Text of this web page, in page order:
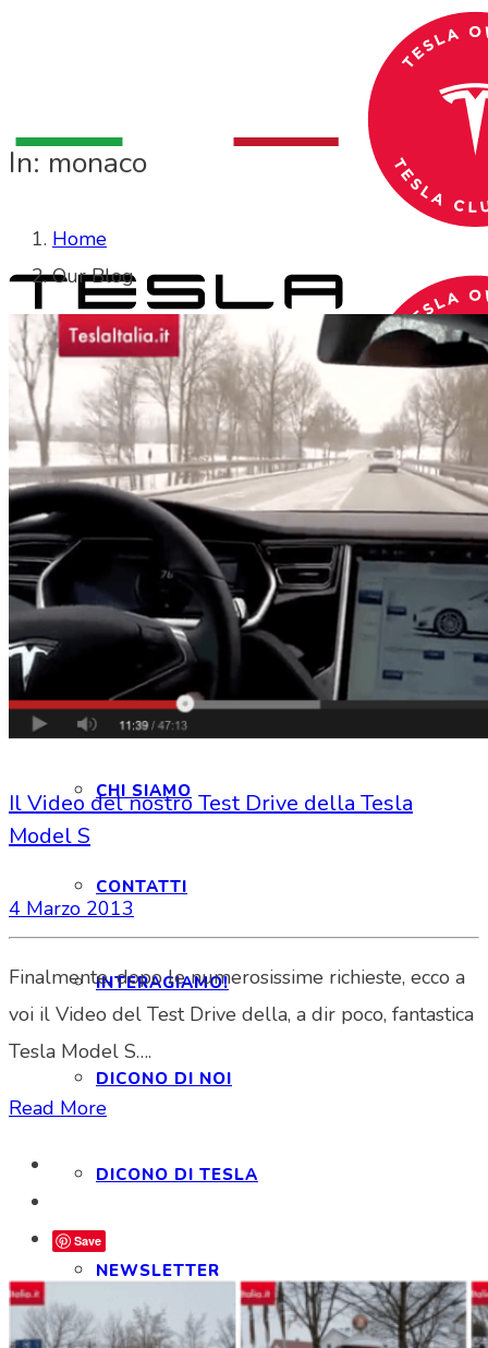
HOME
CHI SIAMO
CHI SIAMO
CONTATTI
INTERAGIAMO!
DICONO DI NOI
DICONO DI TESLA
NEWSLETTER
In: monaco
Home
Our Blog
Il Video del nostro Test Drive della Tesla
Model S
4 Marzo 2013
Finalmente, dopo le numerosissime richieste, ecco a
voi il Video del Test Drive della, a dir poco, fantastica
Tesla Model S….
Read More
Save